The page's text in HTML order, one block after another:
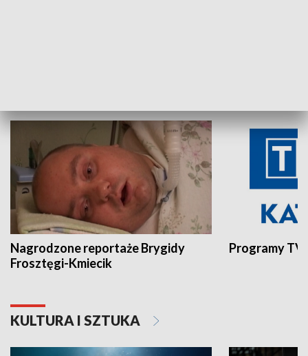
Nagrodzone reportaże Brygidy
Frosztęgi-Kmiecik
Programy
KULTURA I SZTUKA